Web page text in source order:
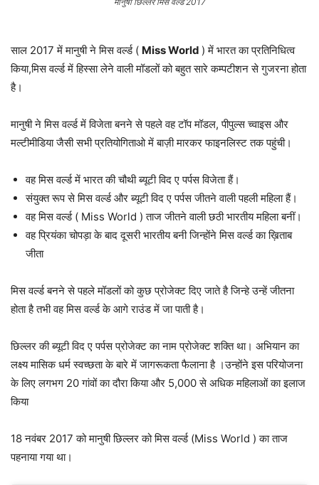
साल 2017 में मानुषी ने मिस वर्ल्ड ( Miss World ) में भारत का प्रतिनिधित्व
किया,मिस वर्ल्ड में हिस्सा लेने वाली मॉडलों को बहुत सारे कम्पटीशन से गुजरना होता
है।
मानुषी ने मिस वर्ल्ड में विजेता बनने से पहले वह टॉप मॉडल, पीपुल्स च्वाइस और
मल्टीमीडिया जैसी सभी प्रतियोगिताओ में बाज़ी मारकर फाइनलिस्ट तक पहुंची।
वह मिस वर्ल्ड में भारत की चौथी ब्यूटी विद ए पर्पस विजेता हैं।
संयुक्त रूप से मिस वर्ल्ड और ब्यूटी विद ए पर्पस जीतने वाली पहली महिला हैं।
वह मिस वर्ल्ड ( Miss World ) ताज जीतने वाली छठी भारतीय महिला बनीं।
वह प्रियंका चोपड़ा के बाद दूसरी भारतीय बनी जिन्होंने मिस वर्ल्ड का ख़िताब
जीता
मिस वर्ल्ड बनने से पहले मॉडलों को कुछ प्रोजेक्ट दिए जाते है जिन्हे उन्हें जीतना
होता है तभी वह मिस वर्ल्ड के आगे राउंड में जा पाती है।
छिल्लर की ब्यूटी विद ए पर्पस प्रोजेक्ट का नाम प्रोजेक्ट शक्ति था। अभियान का
लक्ष्य मासिक धर्म स्वच्छता के बारे में जागरूकता फैलाना है ।उन्होंने इस परियोजना
के लिए लगभग 20 गांवों का दौरा किया और 5,000 से अधिक महिलाओं का इलाज
किया
18 नवंबर 2017 को मानुषी छिल्लर को मिस वर्ल्ड (Miss World ) का ताज
पहनाया गया था।